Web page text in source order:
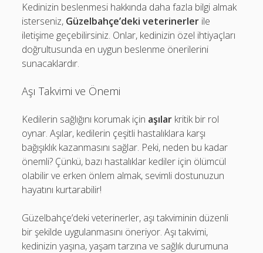
Kedinizin beslenmesi hakkında daha fazla bilgi almak
isterseniz, Güzelbahçe’deki veterinerler ile
iletişime geçebilirsiniz. Onlar, kedinizin özel ihtiyaçları
doğrultusunda en uygun beslenme önerilerini
sunacaklardır.
Aşı Takvimi ve Önemi
Kedilerin sağlığını korumak için aşılar kritik bir rol
oynar. Aşılar, kedilerin çeşitli hastalıklara karşı
bağışıklık kazanmasını sağlar. Peki, neden bu kadar
önemli? Çünkü, bazı hastalıklar kediler için ölümcül
olabilir ve erken önlem almak, sevimli dostunuzun
hayatını kurtarabilir!
Güzelbahçe’deki veterinerler, aşı takviminin düzenli
bir şekilde uygulanmasını öneriyor. Aşı takvimi,
kedinizin yaşına, yaşam tarzına ve sağlık durumuna